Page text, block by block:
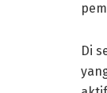
Di